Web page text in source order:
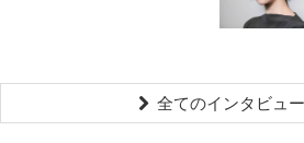
全てのインタビュ